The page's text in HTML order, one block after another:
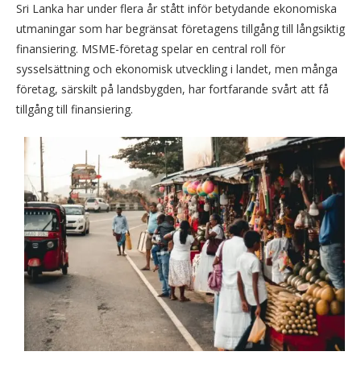
Sri Lanka har under flera år stått inför betydande ekonomiska
utmaningar som har begränsat företagens tillgång till långsiktig
finansiering. MSME-företag spelar en central roll för
sysselsättning och ekonomisk utveckling i landet, men många
företag, särskilt på landsbygden, har fortfarande svårt att få
tillgång till finansiering.